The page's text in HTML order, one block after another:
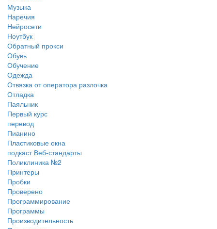
Музыка
Наречия
Нейросети
Ноутбук
Обратный прокси
Обувь
Обучение
Одежда
Отвязка от оператора разлочка
Отладка
Паяльник
Первый курс
перевод
Пианино
Пластиковые окна
подкаст Веб-стандарты
Поликлиника №2
Принтеры
Пробки
Проверено
Программирование
Программы
Производительность